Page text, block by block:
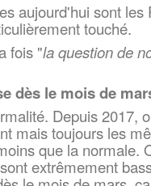
aujourd'hui sont les
touché.
fois "la question de
dès le mois de
Depuis 2017,
mais toujours les
que la normale.
extrêmement